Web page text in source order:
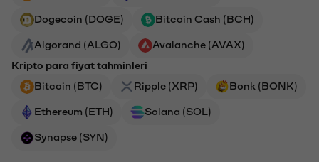
Dogecoin (DOGE) Bitcoin Cash (BCH)
Algorand (ALGO)
Avalanche (AVAX)
Kripto para fiyat tahminleri
Bitcoin (BTC)
Ripple (XRP) Bonk (BONK)
Ethereum (ETH) Solana (SOL)
Synapse (SYN)